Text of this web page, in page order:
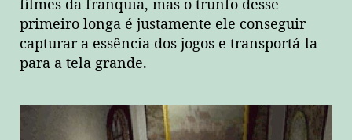
filmes da franquia, mas o trunfo desse
primeiro longa é justamente ele conseguir
capturar a essência dos jogos e transportá-la
para a tela grande.